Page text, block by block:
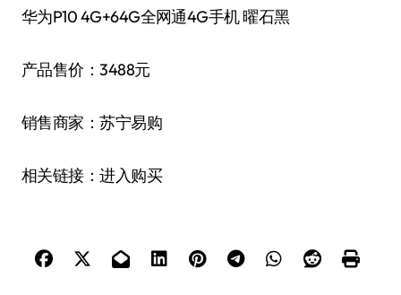
华为P10 4G+64G全网通4G手机 曜石黑
产品售价：3488元
销售商家：苏宁易购
相关链接：进入购买